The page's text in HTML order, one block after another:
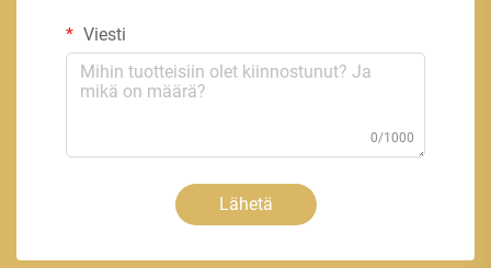
Viesti
0/1000
Lähetä